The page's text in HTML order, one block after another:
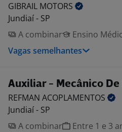
GIBRAIL MOTORS
Jundiaí - SP
A combinar
Ensino
Vagas semelhantes
Auxiliar - Mecânico De
REFMAN ACOPLAMENTOS
Jundiaí - SP
A combinar
Entre 1 e 3